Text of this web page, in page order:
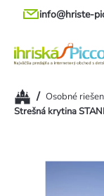
Prejsť
info@hriste-
Domov
/ Osobné
Strešná krytina